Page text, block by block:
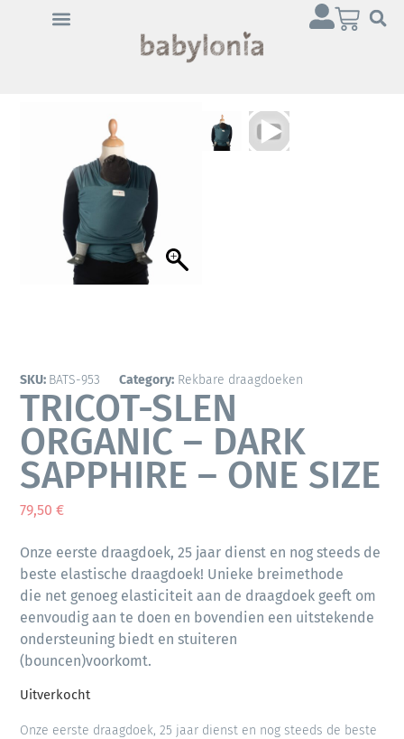
SKU: BATS-953 Category: Rekbare draagdoeken
TRICOT-SLEN
ORGANIC – DARK
SAPPHIRE – ONE SIZE
79,50€
Onze eerste draagdoek, 25 jaar dienst en nog steeds de
beste elastische draagdoek! Unieke breimethode
die net genoeg elasticiteit aan de draagdoek geeft om
eenvoudig aan te doen en bovendien een uitstekende
ondersteuning biedt en stuiteren
(bouncen)voorkomt.
Uitverkocht
Onze eerste draagdoek, 25 jaar dienst en nog steeds de beste
Klik op 'Ik ga akkoord' om